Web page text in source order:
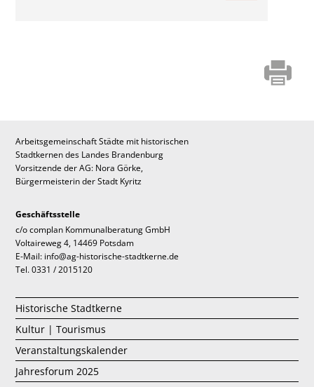
Arbeitsgemeinschaft Städte mit historischen
Stadtkernen des Landes Brandenburg
Vorsitzende der AG: Nora Görke,
Bürgermeisterin der Stadt Kyritz
Geschäftsstelle
c/o complan Kommunalberatung GmbH
Voltaireweg 4, 14469 Potsdam
E-Mail: info@ag-historische-stadtkerne.de
Tel. 0331 / 2015120
Historische Stadtkerne
Kultur | Tourismus
Veranstaltungskalender
Jahresforum 2025